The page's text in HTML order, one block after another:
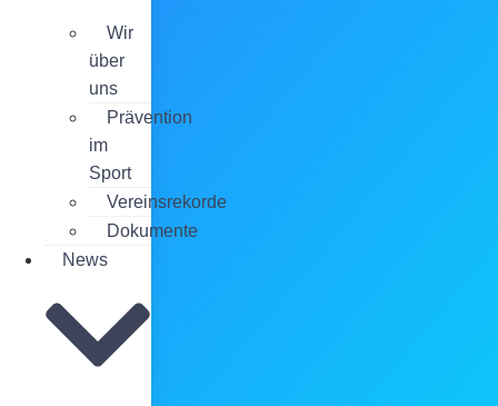
Wir
über
uns
Prävention
im
Sport
Vereinsrekorde
Dokumente
News